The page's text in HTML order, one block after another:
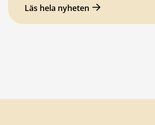
Läs hela nyheten